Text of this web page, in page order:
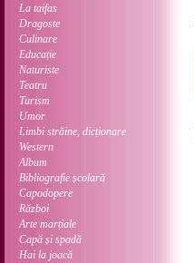
La taifas
Dragoste
Culinare
Educație
Naturiste
Teatru
Turism
Umor
Limbi străine, dicționare
Western
Album
Bibliografie școlară
Capodopere
Război
Arte marțiale
Capă și spadă
Hai la joacă